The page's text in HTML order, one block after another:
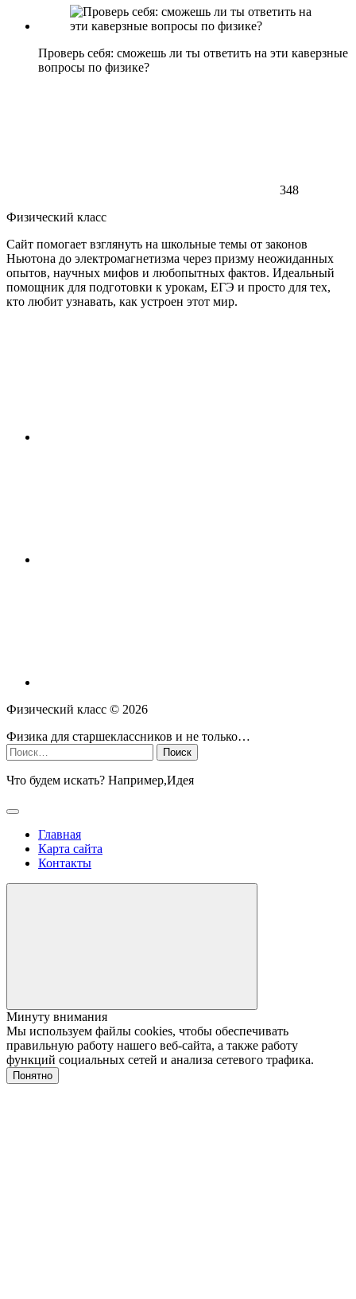
Проверь себя: сможешь ли ты ответить на эти каверзные
вопросы по физике?
348
Физический класс
Сайт помогает взглянуть на школьные темы от законов
Ньютона до электромагнетизма через призму неожиданных
опытов, научных мифов и любопытных фактов. Идеальный
помощник для подготовки к урокам, ЕГЭ и просто для тех,
кто любит узнавать, как устроен этот мир.
Физический класс © 2026
Физика для старшеклассников и не только…
Найти:
Что будем искать? Например,Идея
Главная
Карта сайта
Контакты
Минуту внимания
Мы используем файлы cookies, чтобы обеспечивать
правильную работу нашего веб-сайта, а также работу
функций социальных сетей и анализа сетевого трафика.
Понятно